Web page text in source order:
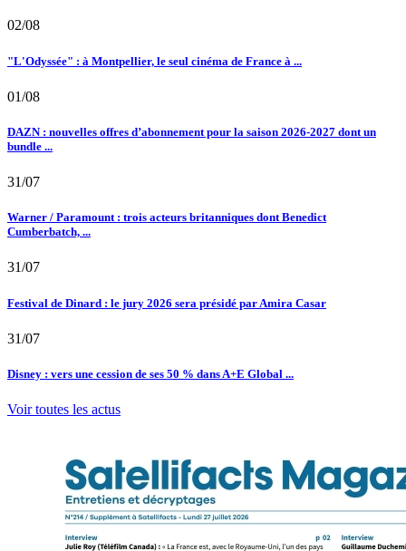
02/08
"L'Odyssée" : à Montpellier, le seul cinéma de France à ...
01/08
DAZN : nouvelles offres d’abonnement pour la saison 2026-2027 dont un
bundle ...
31/07
Warner / Paramount : trois acteurs britanniques dont Benedict
Cumberbatch, ...
31/07
Festival de Dinard : le jury 2026 sera présidé par Amira Casar
31/07
Disney : vers une cession de ses 50 % dans A+E Global ...
Voir toutes les actus